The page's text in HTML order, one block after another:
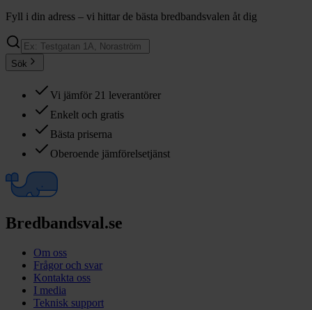
Fyll i din adress – vi hittar de bästa bredbandsvalen åt dig
Sök
Vi jämför 21 leverantörer
Enkelt och gratis
Bästa priserna
Oberoende jämförelsetjänst
Bredbandsval.se
Om oss
Frågor och svar
Kontakta oss
I media
Teknisk support